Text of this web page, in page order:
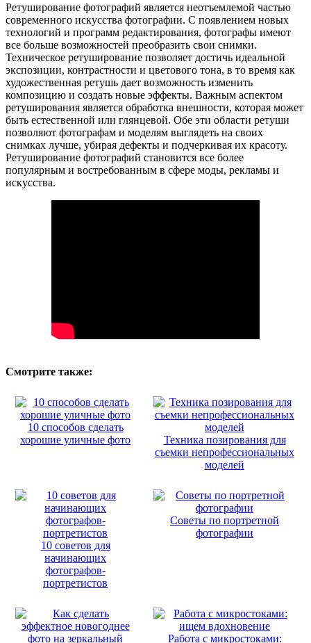
Ретуширование фотографий является неотъемлемой частью
современного искусства фотографии. С появлением новых
технологий и программ редактирования, фотографы имеют
все больше возможностей преобразить свои снимки.
Техническое ретуширование позволяет достичь идеальной
экспозиции, контрастности и цветового тона, в то время как
художественная ретушь дает возможность изменить
композицию и создать новые эффекты. Важным аспектом
ретуширования является обработка внешности, которая может
быть естественной или глянцевой. Обе эти области ретуши
позволяют фотографам и моделям выглядеть на своих
снимках лучше, убирая дефекты и подчеркивая их красоту.
Ретуширование фотографий становится все более
популярным и востребованным в сфере моды, рекламы и
искусства.
Смотрите также:
10 способов сделать
хорошие уличные фото
Техника позирования для
съемки непрофессиональных
моделей
10 советов для
начинающих
фотографов-
портретистов
Советы по портретной
фотографии
Работа с микростоками: